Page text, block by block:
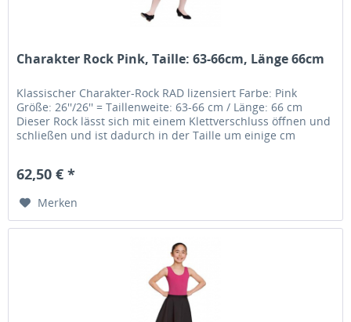
Charakter Rock Pink, Taille: 63-66cm, Länge 66cm
Klassischer Charakter-Rock RAD lizensiert Farbe: Pink
Größe: 26''/26'' = Taillenweite: 63-66 cm / Länge: 66 cm
Dieser Rock lässt sich mit einem Klettverschluss öffnen und
schließen und ist dadurch in der Taille um einige cm
62,50 € *
Merken